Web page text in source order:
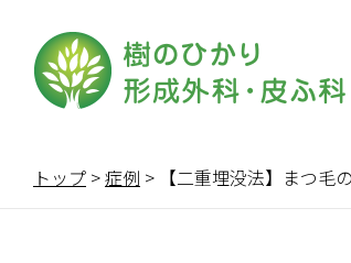
トップ >症例 > 【二重埋没法】まつ